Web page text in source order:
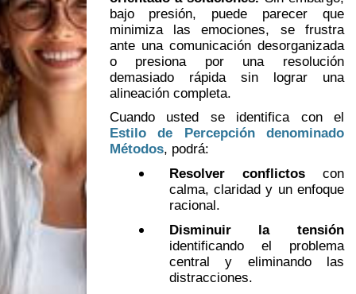
bajo presión, puede parecer que
minimiza las emociones, se frustra
ante una comunicación desorganizada
o presiona por una resolución
demasiado rápida sin lograr una
alineación completa.
Cuando usted se identifica con el
Estilo de Percepción denominado
Métodos, podrá:
Resolver conflictoscon
calma, claridad y un enfoque
racional.
Disminuir la tensión
identificando el problema
central y eliminando las
distracciones.